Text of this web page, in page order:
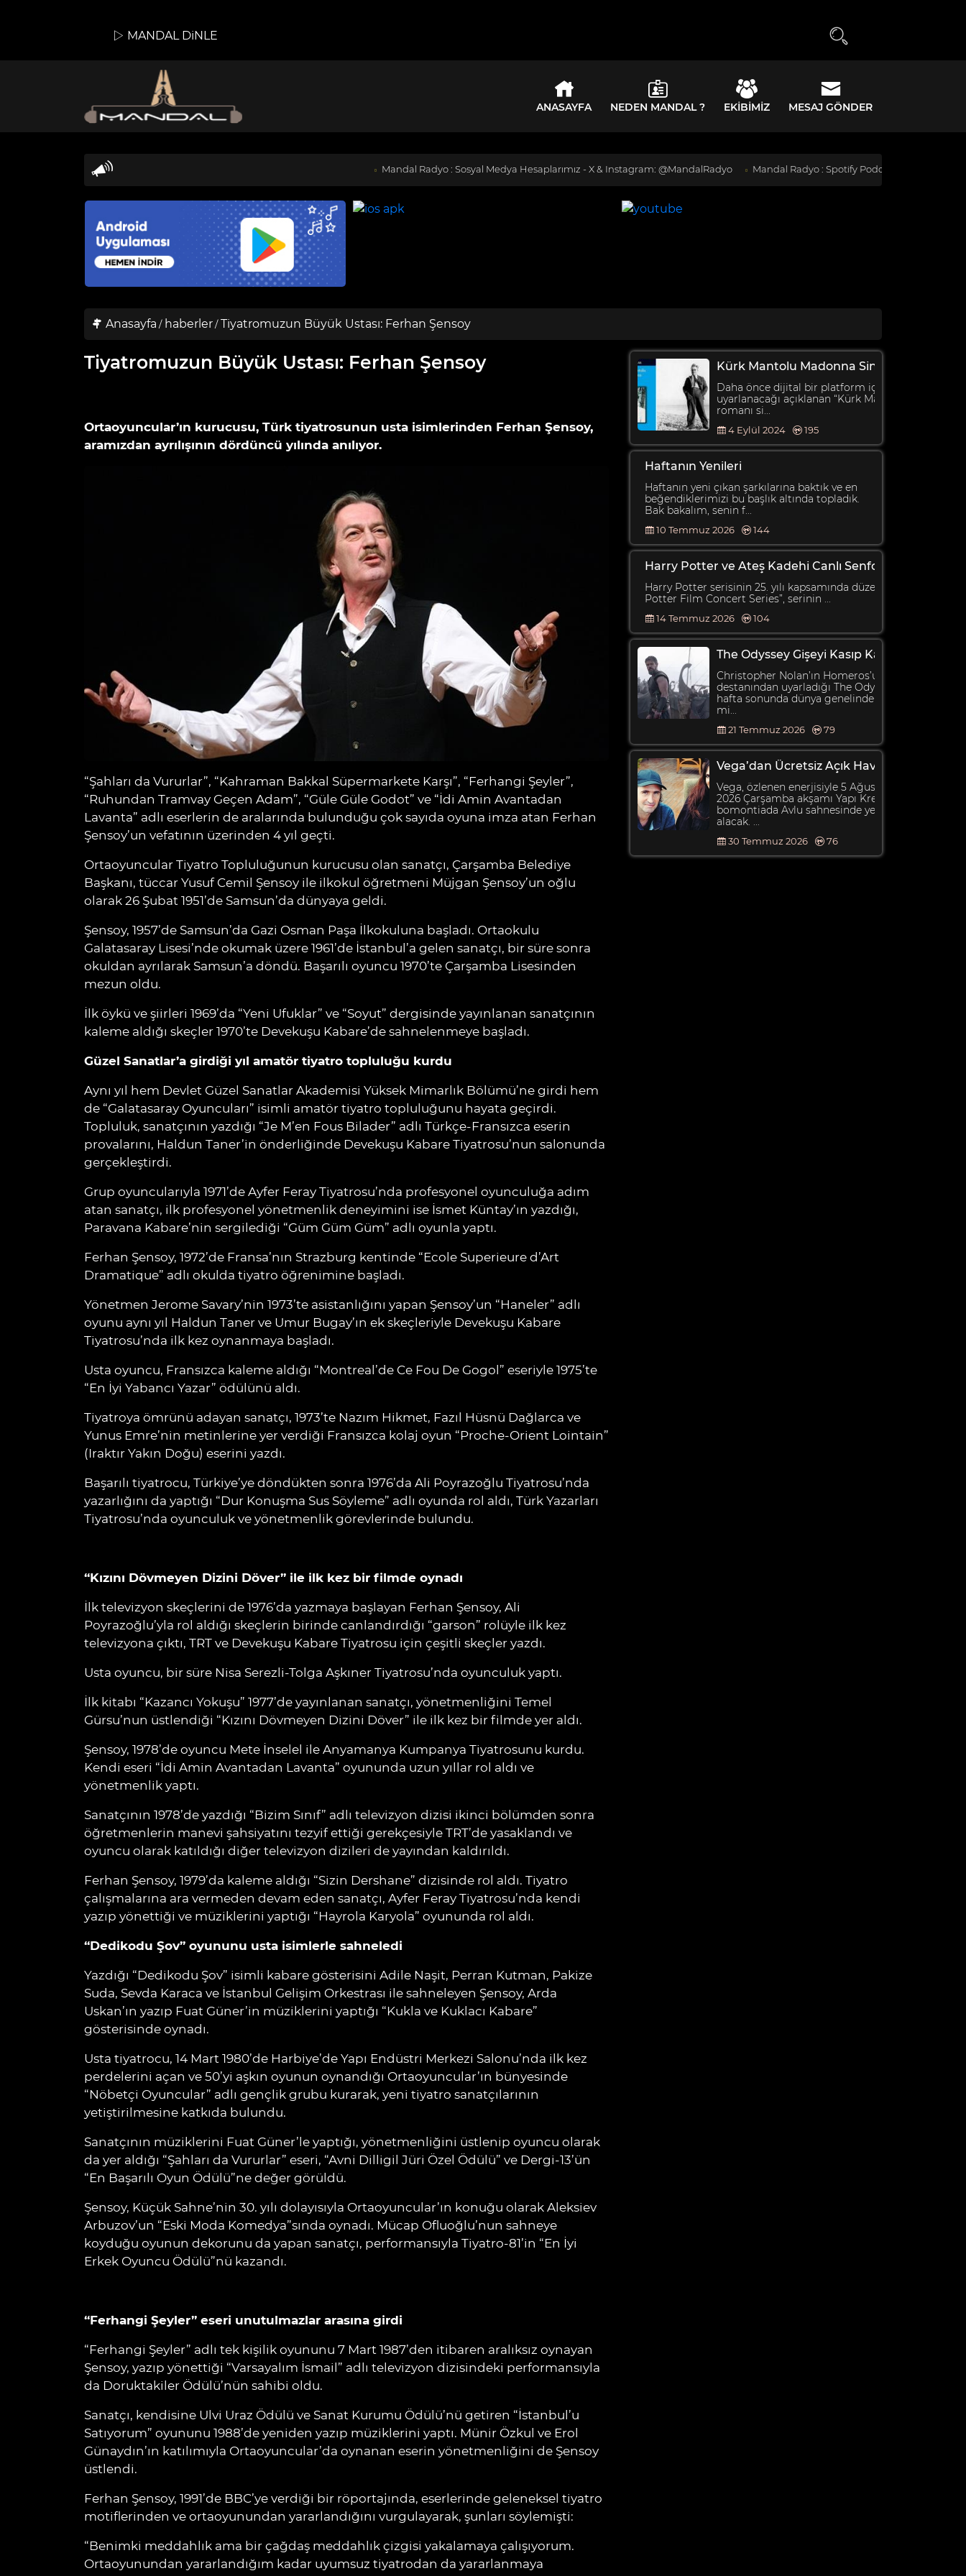
MANDAL DiNLE
ANASAYFA NEDEN MANDAL ? EKIBIMIZ MESAJ GÖNDER
Mandal Radyo : Sosyal Medya Hesaplarımız - X & Instagram: @MandalRadyo Mandal Radyo : Spotify Podcast kanalımıza abone
Anasayfa haberler Tiyatromuzun Büyük Ustası: Ferhan Şensoy
Tiyatromuzun Büyük Ustası: Ferhan Şensoy
Ortaoyuncular’ın kurucusu, Türk tiyatrosunun usta isimlerinden Ferhan Şensoy,
aramızdan ayrılışının dördüncü yılında anılıyor.
“Şahları da Vururlar”, “Kahraman Bakkal Süpermarkete Karşı”, “Ferhangi Şeyler”,
“Ruhundan Tramvay Geçen Adam”, “Güle Güle Godot” ve “İdi Amin Avantadan
Lavanta” adlı eserlerin de aralarında bulunduğu çok sayıda oyuna imza atan Ferhan
Şensoy’un vefatının üzerinden 4 yıl geçti.
Ortaoyuncular Tiyatro Topluluğunun kurucusu olan sanatçı, Çarşamba Belediye
Başkanı, tüccar Yusuf Cemil Şensoy ile ilkokul öğretmeni Müjgan Şensoy’un oğlu
olarak 26 Şubat 1951’de Samsun’da dünyaya geldi.
Şensoy, 1957’de Samsun’da Gazi Osman Paşa İlkokuluna başladı. Ortaokulu
Galatasaray Lisesi’nde okumak üzere 1961’de İstanbul’a gelen sanatçı, bir süre sonra
okuldan ayrılarak Samsun’a döndü. Başarılı oyuncu 1970’te Çarşamba Lisesinden
mezun oldu.
İlk öykü ve şiirleri 1969’da “Yeni Ufuklar” ve “Soyut” dergisinde yayınlanan sanatçının
kaleme aldığı skeçler 1970’te Devekuşu Kabare’de sahnelenmeye başladı.
Güzel Sanatlar’a girdiği yıl amatör tiyatro topluluğu kurdu
Aynı yıl hem Devlet Güzel Sanatlar Akademisi Yüksek Mimarlık Bölümü’ne girdi hem
de “Galatasaray Oyuncuları” isimli amatör tiyatro topluluğunu hayata geçirdi.
Topluluk, sanatçının yazdığı “Je M’en Fous Bilader” adlı Türkçe-Fransızca eserin
provalarını, Haldun Taner’in önderliğinde Devekuşu Kabare Tiyatrosu’nun salonunda
gerçekleştirdi.
Grup oyuncularıyla 1971’de Ayfer Feray Tiyatrosu’nda profesyonel oyunculuğa adım
atan sanatçı, ilk profesyonel yönetmenlik deneyimini ise İsmet Küntay’ın yazdığı,
Paravana Kabare’nin sergilediği “Güm Güm Güm” adlı oyunla yaptı.
Ferhan Şensoy, 1972’de Fransa’nın Strazburg kentinde “Ecole Superieure d’Art
Dramatique” adlı okulda tiyatro öğrenimine başladı.
Yönetmen Jerome Savary’nin 1973’te asistanlığını yapan Şensoy’un “Haneler” adlı
oyunu aynı yıl Haldun Taner ve Umur Bugay’ın ek skeçleriyle Devekuşu Kabare
Tiyatrosu’nda ilk kez oynanmaya başladı.
Usta oyuncu, Fransızca kaleme aldığı “Montreal’de Ce Fou De Gogol” eseriyle 1975’te
“En İyi Yabancı Yazar” ödülünü aldı.
Tiyatroya ömrünü adayan sanatçı, 1973’te Nazım Hikmet, Fazıl Hüsnü Dağlarca ve
Yunus Emre’nin metinlerine yer verdiği Fransızca kolaj oyun “Proche-Orient Lointain”
(Iraktır Yakın Doğu) eserini yazdı.
Başarılı tiyatrocu, Türkiye’ye döndükten sonra 1976’da Ali Poyrazoğlu Tiyatrosu’nda
yazarlığını da yaptığı “Dur Konuşma Sus Söyleme” adlı oyunda rol aldı, Türk Yazarları
Tiyatrosu’nda oyunculuk ve yönetmenlik görevlerinde bulundu.
“Kızını Dövmeyen Dizini Döver” ile ilk kez bir filmde oynadı
İlk televizyon skeçlerini de 1976’da yazmaya başlayan Ferhan Şensoy, Ali
Poyrazoğlu’yla rol aldığı skeçlerin birinde canlandırdığı “garson” rolüyle ilk kez
televizyona çıktı, TRT ve Devekuşu Kabare Tiyatrosu için çeşitli skeçler yazdı.
Usta oyuncu, bir süre Nisa Serezli-Tolga Aşkıner Tiyatrosu’nda oyunculuk yaptı.
İlk kitabı “Kazancı Yokuşu” 1977’de yayınlanan sanatçı, yönetmenliğini Temel
Gürsu’nun üstlendiği “Kızını Dövmeyen Dizini Döver” ile ilk kez bir filmde yer aldı.
Şensoy, 1978’de oyuncu Mete İnselel ile Anyamanya Kumpanya Tiyatrosunu kurdu.
Kendi eseri “İdi Amin Avantadan Lavanta” oyununda uzun yıllar rol aldı ve
yönetmenlik yaptı.
Sanatçının 1978’de yazdığı “Bizim Sınıf” adlı televizyon dizisi ikinci bölümden sonra
öğretmenlerin manevi şahsiyatını tezyif ettiği gerekçesiyle TRT’de yasaklandı ve
oyuncu olarak katıldığı diğer televizyon dizileri de yayından kaldırıldı.
Ferhan Şensoy, 1979’da kaleme aldığı “Sizin Dershane” dizisinde rol aldı. Tiyatro
çalışmalarına ara vermeden devam eden sanatçı, Ayfer Feray Tiyatrosu’nda kendi
yazıp yönettiği ve müziklerini yaptığı “Hayrola Karyola” oyununda rol aldı.
“Dedikodu Şov” oyununu usta isimlerle sahneledi
Yazdığı “Dedikodu Şov” isimli kabare gösterisini Adile Naşit, Perran Kutman, Pakize
Suda, Sevda Karaca ve İstanbul Gelişim Orkestrası ile sahneleyen Şensoy, Arda
Uskan’ın yazıp Fuat Güner’in müziklerini yaptığı “Kukla ve Kuklacı Kabare”
gösterisinde oynadı.
Usta tiyatrocu, 14 Mart 1980’de Harbiye’de Yapı Endüstri Merkezi Salonu’nda ilk kez
perdelerini açan ve 50’yi aşkın oyunun oynandığı Ortaoyuncular’ın bünyesinde
“Nöbetçi Oyuncular” adlı gençlik grubu kurarak, yeni tiyatro sanatçılarının
yetiştirilmesine katkıda bulundu.
Sanatçının müziklerini Fuat Güner’le yaptığı, yönetmenliğini üstlenip oyuncu olarak
da yer aldığı “Şahları da Vururlar” eseri, “Avni Dilligil Jüri Özel Ödülü” ve Dergi-13’ün
“En Başarılı Oyun Ödülü”ne değer görüldü.
Şensoy, Küçük Sahne’nin 30. yılı dolayısıyla Ortaoyuncular’ın konuğu olarak Aleksiev
Arbuzov’un “Eski Moda Komedya”sında oynadı. Mücap Ofluoğlu’nun sahneye
koyduğu oyunun dekorunu da yapan sanatçı, performansıyla Tiyatro-81’in “En İyi
Erkek Oyuncu Ödülü”nü kazandı.
“Ferhangi Şeyler” eseri unutulmazlar arasına girdi
“Ferhangi Şeyler” adlı tek kişilik oyununu 7 Mart 1987’den itibaren aralıksız oynayan
Şensoy, yazıp yönettiği “Varsayalım İsmail” adlı televizyon dizisindeki performansıyla
da Doruktakiler Ödülü’nün sahibi oldu.
Sanatçı, kendisine Ulvi Uraz Ödülü ve Sanat Kurumu Ödülü’nü getiren “İstanbul’u
Satıyorum” oyununu 1988’de yeniden yazıp müziklerini yaptı. Münir Özkul ve Erol
Günaydın’ın katılımıyla Ortaoyuncular’da oynanan eserin yönetmenliğini de Şensoy
üstlendi.
Ferhan Şensoy, 1991’de BBC’ye verdiği bir röportajında, eserlerinde geleneksel tiyatro
motiflerinden ve ortaoyunundan yararlandığını vurgulayarak, şunları söylemişti:
“Benimki meddahlık ama bir çağdaş meddahlık çizgisi yakalamaya çalışıyorum.
Ortaoyunundan yararlandığım kadar uyumsuz tiyatrodan da yararlanmaya
Kürk Mantolu Madonna Sinemalara
Daha önce dijital bir platform için diziye
uyarlanacağı açıklanan “Kürk Mantolu Madonna”
romanı si...
4 Eylül 2024 195
Haftanın Yenileri
Haftanın yeni çıkan şarkılarına baktık ve en
beğendiklerimizi bu başlık altında topladık.
Bak bakalım, senin f...
10 Temmuz 2026 144
Harry Potter ve Ateş Kadehi Canlı Senfoni Eşliğinde
Harry Potter serisinin 25. yılı kapsamında düzenlenen “Harry
Potter Film Concert Series”, serinin ...
14 Temmuz 2026 104
The Odyssey Gişeyi Kasıp Kavurdu
Christopher Nolan’ın Homeros’un
destanından uyarladığı The Odyssey, ilk
hafta sonunda dünya genelinde 264,1
mi...
21 Temmuz 2026 79
Vega’dan Ücretsiz Açık Hava Konseri
Vega, özlenen enerjisiyle 5 Ağustos
2026 Çarşamba akşamı Yapı Kredi
bomontiada Avlu sahnesinde yerini
alacak. ...
30 Temmuz 2026 76